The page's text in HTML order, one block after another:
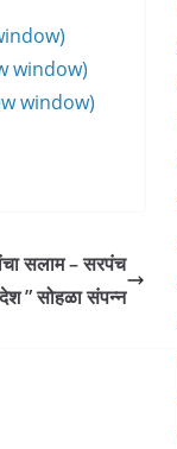
window)
window)
सलाम – सरपंच
” सोहळा संपन्न